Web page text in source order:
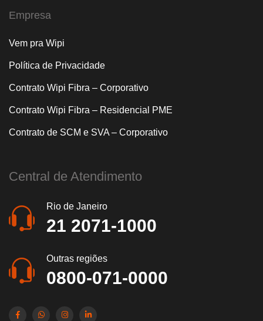
Empresa
Vem pra Wipi
Política de Privacidade
Contrato Wipi Fibra – Corporativo
Contrato Wipi Fibra – Residencial PME
Contrato de SCM e SVA – Corporativo
Central de Atendimento
Rio de Janeiro
21 2071-1000
Outras regiões
0800-071-0000